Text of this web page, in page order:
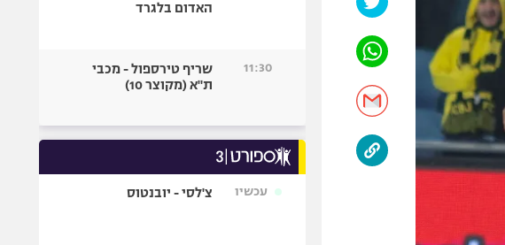
ספורט אתגרי
גיימינג E-Sports
האדום בלגרד
11:30
שריף טירספול - מכבי
ת"א (מקוצר 10)
עכשיו צ'לסי - יובנטוס